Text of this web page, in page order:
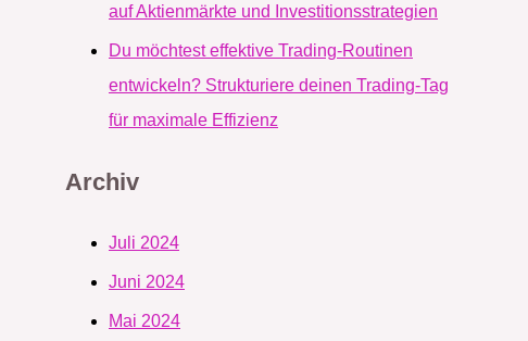
auf Aktienmärkte und Investitionsstrategien
Du möchtest effektive Trading-Routinen
entwickeln? Strukturiere deinen Trading-Tag
für maximale Effizienz
Archiv
Juli 2024
Juni 2024
Mai 2024